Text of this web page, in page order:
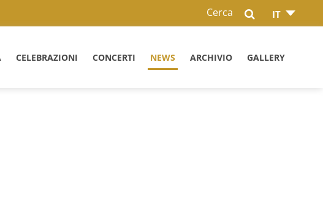
IT
Cerca
CELEBRAZIONI CONCERTI NEWS ARCHIVIO GALLERY